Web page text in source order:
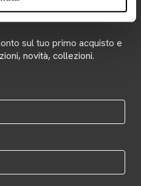
sul tuo primo acquisto e
novità, collezioni.